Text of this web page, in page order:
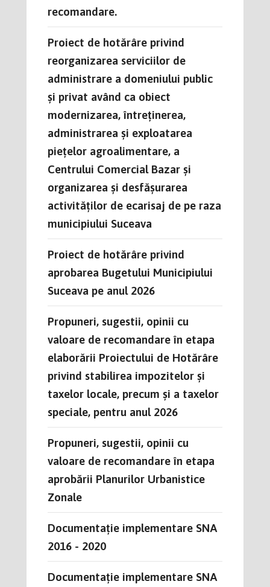
recomandare.
Proiect de hotărâre privind
reorganizarea serviciilor de
administrare a domeniului public
și privat având ca obiect
modernizarea, întreținerea,
administrarea și exploatarea
piețelor agroalimentare, a
Centrului Comercial Bazar și
organizarea și desfășurarea
activităților de ecarisaj de pe raza
municipiului Suceava
Proiect de hotărâre privind
aprobarea Bugetului Municipiului
Suceava pe anul 2026
Propuneri, sugestii, opinii cu
valoare de recomandare în etapa
elaborării Proiectului de Hotărâre
privind stabilirea impozitelor și
taxelor locale, precum și a taxelor
speciale, pentru anul 2026
Propuneri, sugestii, opinii cu
valoare de recomandare în etapa
aprobării Planurilor Urbanistice
Zonale
Documentație implementare SNA
2016 - 2020
Documentație implementare SNA